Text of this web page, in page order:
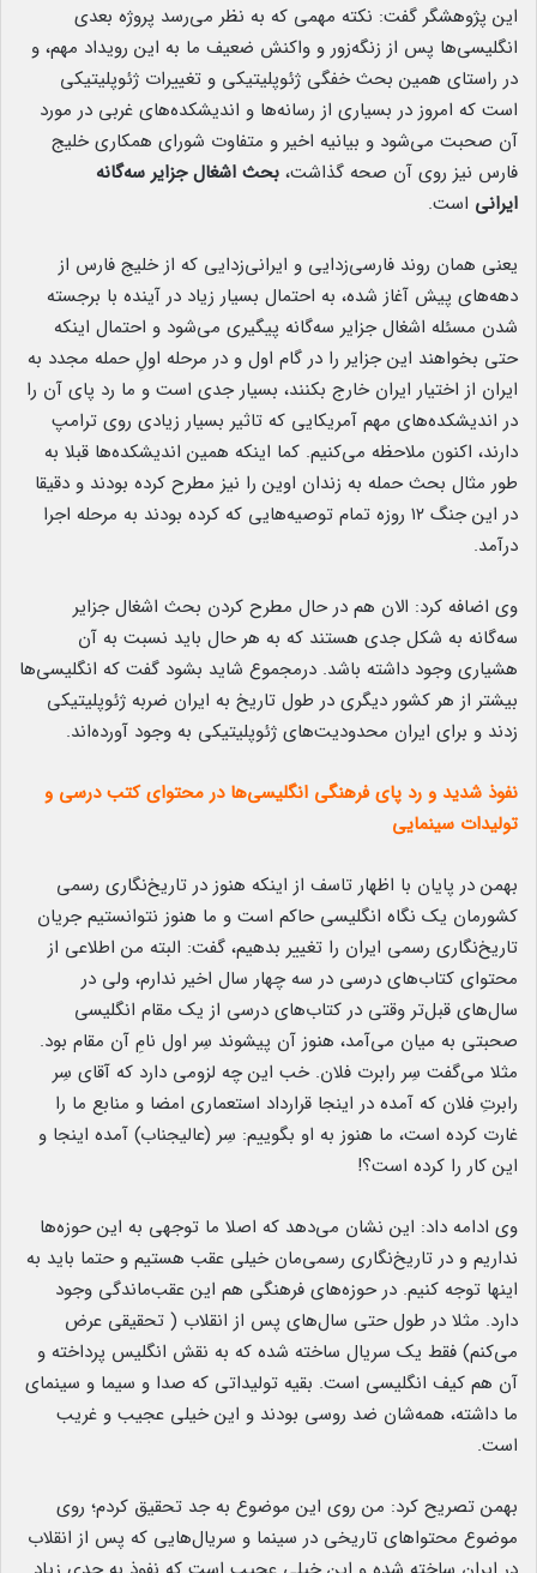
این پژوهشگر گفت: نکته مهمی که به نظر می‌رسد پروژه بعدی
انگلیسی‌ها پس از زنگه‌زور و واکنش ضعیف ما به این رویداد مهم، و
در راستای همین بحث خفگی ژئوپلیتیکی و تغییرات ژئوپلیتیکی
است که امروز در بسیاری از رسانه‌ها و اندیشکده‌های غربی در مورد
آن صحبت می‌شود و بیانیه اخیر و متفاوت شورای همکاری خلیج
فارس نیز روی آن صحه گذاشت، بحث اشغال جزایر سه‌گانه
ایرانی است.
یعنی همان روند فارسی‌زدایی و ایرانی‌زدایی که از خلیج فارس از
دهه‌های پیش آغاز شده، به احتمال بسیار زیاد در آینده با برجسته
شدن مسئله اشغال جزایر سه‌گانه پیگیری می‌شود و احتمال اینکه
حتی بخواهند این جزایر را در گام اول و در مرحله اولِ حمله مجدد به
ایران از اختیار ایران خارج بکنند، بسیار جدی است و ما رد پای آن را
در اندیشکده‌های مهم آمریکایی که تاثیر بسیار زیادی روی ترامپ
دارند، اکنون ملاحظه می‌کنیم. کما اینکه همین اندیشکده‌ها قبلا به
طور مثال بحث حمله به زندان اوین را نیز مطرح کرده بودند و دقیقا
در این جنگ ۱۲ روزه تمام توصیه‌هایی که کرده بودند به مرحله اجرا
درآمد.
وی اضافه کرد: الان هم در حال مطرح کردن بحث اشغال جزایر
سه‌گانه به شکل جدی هستند که به هر حال باید نسبت به آن
هشیاری وجود داشته باشد. درمجموع شاید بشود گفت که انگلیسی‌ها
بیشتر از هر کشور دیگری در طول تاریخ به ایران ضربه ژئوپلیتیکی
زدند و برای ایران محدودیت‌های ژئوپلیتیکی به وجود آورده‌اند.
نفوذ شدید و رد پای فرهنگی انگلیسی‌ها در محتوای کتب درسی و
تولیدات سینمایی
بهمن در پایان با اظهار تاسف از اینکه هنوز در تاریخ‌نگاری رسمی‌
کشورمان یک نگاه انگلیسی حاکم است و ما هنوز نتوانستیم جریان
تاریخ‌نگاری رسمی‌ ایران را تغییر بدهیم، گفت: البته من اطلاعی از
محتوای کتاب‌های درسی در سه چهار سال اخیر ندارم، ولی در
سال‌های قبل‌تر وقتی در کتاب‌های درسی از یک مقام انگلیسی
صحبتی به میان می‌آمد، هنوز آن پیشوند سِر اول نامِ آن مقام بود.
مثلا می‌گفت سِر رابرت فلان. خب این چه لزومی دارد که آقای سِر
رابرتِ فلان که آمده در اینجا قرارداد استعماری امضا و منابع ما را
غارت کرده است، ما هنوز به او بگوییم: سِر (عالیجناب) آمده اینجا و
این کار را کرده است؟!
وی ادامه داد: این نشان می‌دهد که اصلا ما توجهی به این حوزه‌ها
نداریم و در تاریخ‌نگاری رسمی‌مان خیلی عقب هستیم و حتما باید به
اینها توجه کنیم. در حوزه‌های فرهنگی هم این عقب‌ماندگی وجود
دارد. مثلا در طول حتی سال‌های پس از انقلاب ( تحقیقی عرض
می‌کنم) فقط یک سریال ساخته شده که به نقش انگلیس پرداخته و
آن هم کیف انگلیسی است. بقیه تولیداتی که صدا و سیما و سینمای
ما داشته، همه‌شان ضد روسی بودند و این خیلی عجیب و غریب
است.
بهمن تصریح کرد: من روی این موضوع به جد تحقیق کردم؛ روی
موضوع محتواهای تاریخی در سینما و سریال‌هایی که پس از انقلاب